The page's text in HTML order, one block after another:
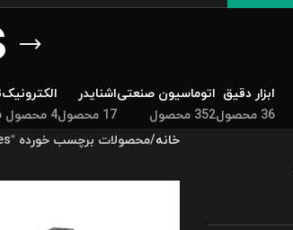
ابزار دقیق
36 محصول
اتوماسیون صنعتی
352 محصول
اشنایدر
17 محصول
الکترونیک
4 محصول
خانه محصولات برچسب خورده “Modules”